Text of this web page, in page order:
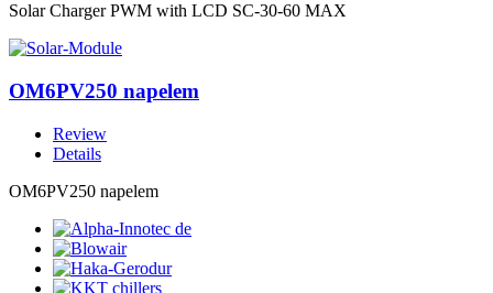
Solar Charger PWM with LCD SC-30-60 MAX
OM6PV250 napelem
Review
Details
OM6PV250 napelem